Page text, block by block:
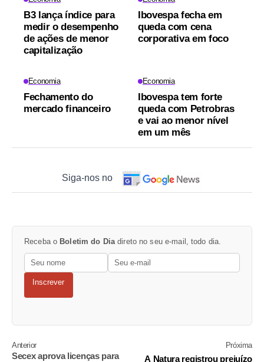
B3 lança índice para
medir o desempenho
de ações de menor
capitalização
Ibovespa fecha em
queda com cena
corporativa em foco
Economia
Fechamento do
mercado financeiro
Economia
Ibovespa tem forte
queda com Petrobras
e vai ao menor nível
em um mês
Siga-nos no
Receba o Boletim do Diadireto no seu e-mail, todo dia.
Inscrever
Anterior
Secex aprova licenças para
Próxima
A Natura registrou prejuízo